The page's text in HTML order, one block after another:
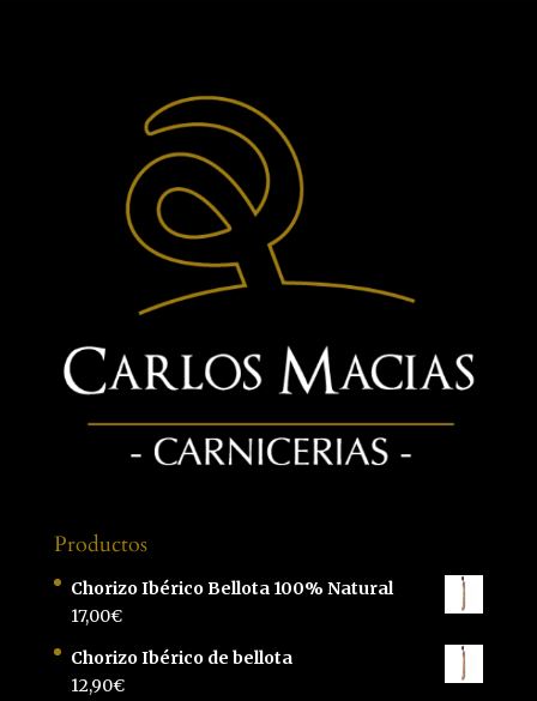
Productos
Chorizo Ibérico Bellota 100% Natural
17,00€
Chorizo Ibérico de bellota
12,90€